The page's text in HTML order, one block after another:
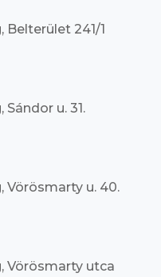
Belterület 241/1
u. 31.
Vörösmarty u. 40.
Vörösmarty utca